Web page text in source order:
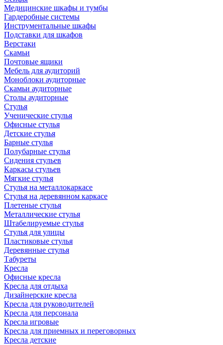
Медицинские шкафы и тумбы
Гардеробные системы
Инструментальные шкафы
Подставки для шкафов
Верстаки
Скамьи
Почтовые ящики
Мебель для аудиторий
Моноблоки аудиторные
Скамьи аудиторные
Столы аудиторные
Стулья
Ученические стулья
Офисные стулья
Детские стулья
Барные стулья
Полубарные стулья
Сидения стульев
Каркасы стульев
Мягкие стулья
Стулья на металлокаркасе
Стулья на деревянном каркасе
Плетеные стулья
Металлические стулья
Штабелируемые стулья
Стулья для улицы
Пластиковые стулья
Деревянные стулья
Табуреты
Кресла
Офисные кресла
Кресла для отдыха
Дизайнерские кресла
Кресла для руководителей
Кресла для персонала
Кресла игровые
Кресла для приемных и переговорных
Кресла детские